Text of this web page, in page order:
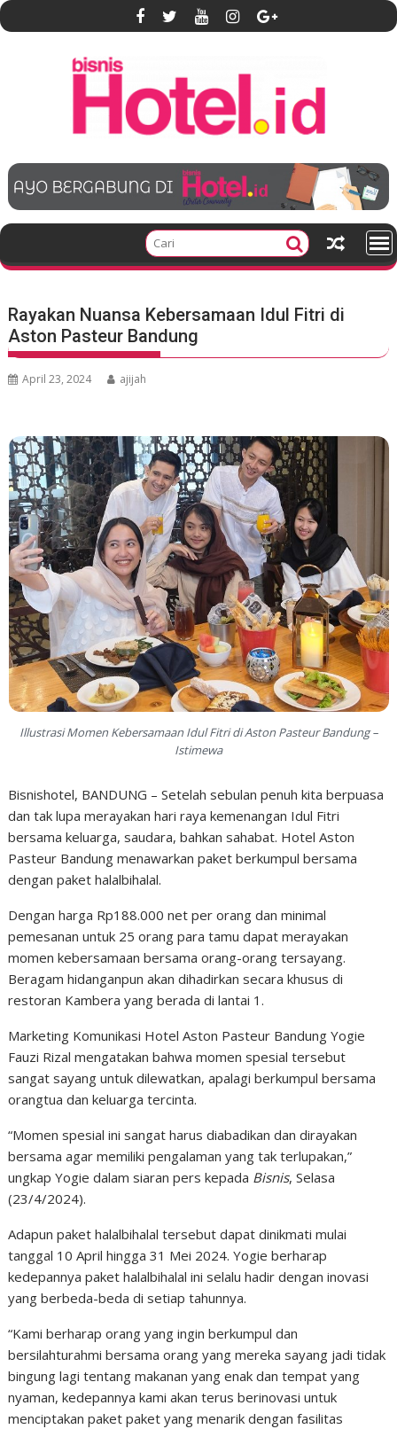
S
k
e
t
Rayakan Nuansa Kebersamaan Idul Fitri di
Aston Pasteur Bandung
April 23, 2024 ajijah
Illustrasi Momen Kebersamaan Idul Fitri di Aston Pasteur Bandung –
Istimewa
Bisnishotel, BANDUNG – Setelah sebulan penuh kita berpuasa
dan tak lupa merayakan hari raya kemenangan Idul Fitri
bersama keluarga, saudara, bahkan sahabat. Hotel Aston
Pasteur Bandung menawarkan paket berkumpul bersama
dengan paket halalbihalal.
Dengan harga Rp188.000 net per orang dan minimal
pemesanan untuk 25 orang para tamu dapat merayakan
momen kebersamaan bersama orang-orang tersayang.
Beragam hidanganpun akan dihadirkan secara khusus di
restoran Kambera yang berada di lantai 1.
Marketing Komunikasi Hotel Aston Pasteur Bandung Yogie
Fauzi Rizal mengatakan bahwa momen spesial tersebut
sangat sayang untuk dilewatkan, apalagi berkumpul bersama
orangtua dan keluarga tercinta.
“Momen spesial ini sangat harus diabadikan dan dirayakan
bersama agar memiliki pengalaman yang tak terlupakan,”
ungkap Yogie dalam siaran pers kepada Bisnis, Selasa
(23/4/2024).
Adapun paket halalbihalal tersebut dapat dinikmati mulai
tanggal 10 April hingga 31 Mei 2024. Yogie berharap
kedepannya paket halalbihalal ini selalu hadir dengan inovasi
yang berbeda-beda di setiap tahunnya.
“Kami berharap orang yang ingin berkumpul dan
bersilahturahmi bersama orang yang mereka sayang jadi tidak
bingung lagi tentang makanan yang enak dan tempat yang
nyaman, kedepannya kami akan terus berinovasi untuk
menciptakan paket paket yang menarik dengan fasilitas